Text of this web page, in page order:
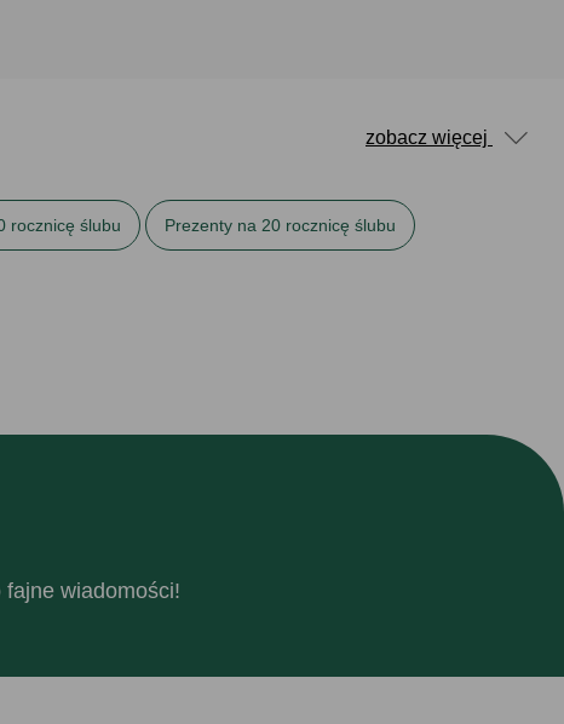
zobacz więcej
rocznicę ślubu Prezenty na 20 rocznicę ślubu
fajne wiadomości!